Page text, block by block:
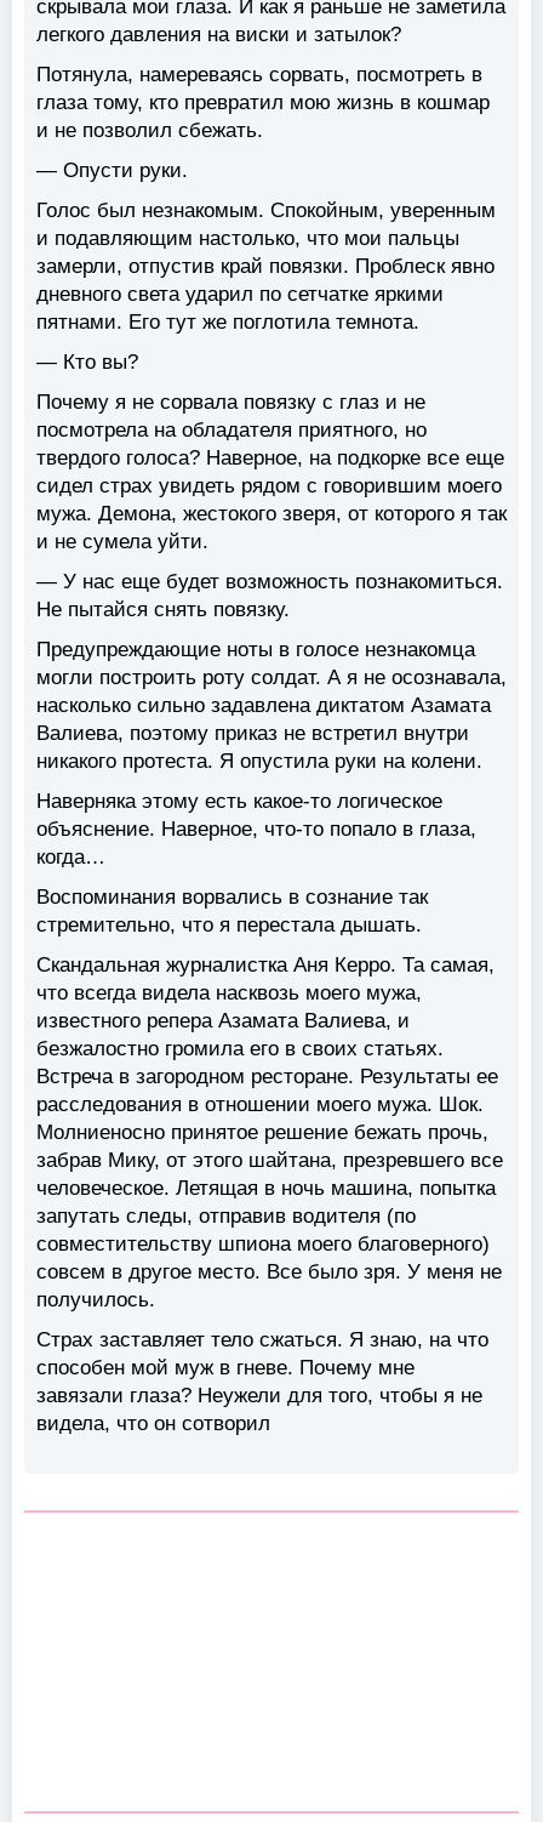
скрывала мои глаза. И как я раньше не заметила
легкого давления на виски и затылок?
Потянула, намереваясь сорвать, посмотреть в
глаза тому, кто превратил мою жизнь в кошмар
и не позволил сбежать.
— Опусти руки.
Голос был незнакомым. Спокойным, уверенным
и подавляющим настолько, что мои пальцы
замерли, отпустив край повязки. Проблеск явно
дневного света ударил по сетчатке яркими
пятнами. Его тут же поглотила темнота.
— Кто вы?
Почему я не сорвала повязку с глаз и не
посмотрела на обладателя приятного, но
твердого голоса? Наверное, на подкорке все еще
сидел страх увидеть рядом с говорившим моего
мужа. Демона, жестокого зверя, от которого я так
и не сумела уйти.
— У нас еще будет возможность познакомиться.
Не пытайся снять повязку.
Предупреждающие ноты в голосе незнакомца
могли построить роту солдат. А я не осознавала,
насколько сильно задавлена диктатом Азамата
Валиева, поэтому приказ не встретил внутри
никакого протеста. Я опустила руки на колени.
Наверняка этому есть какое-то логическое
объяснение. Наверное, что-то попало в глаза,
когда…
Воспоминания ворвались в сознание так
стремительно, что я перестала дышать.
Скандальная журналистка Аня Керро. Та самая,
что всегда видела насквозь моего мужа,
известного репера Азамата Валиева, и
безжалостно громила его в своих статьях.
Встреча в загородном ресторане. Результаты ее
расследования в отношении моего мужа. Шок.
Молниеносно принятое решение бежать прочь,
забрав Мику, от этого шайтана, презревшего все
человеческое. Летящая в ночь машина, попытка
запутать следы, отправив водителя (по
совместительству шпиона моего благоверного)
совсем в другое место. Все было зря. У меня не
получилось.
Страх заставляет тело сжаться. Я знаю, на что
способен мой муж в гневе. Почему мне
завязали глаза? Неужели для того, чтобы я не
видела, что он сотворил